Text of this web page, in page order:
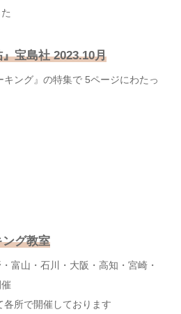
宝島社 2023.10月
キング』の特集で 5ページにわたっ
グ教室
富山・石川・大阪・高知・宮崎・
所で開催しております